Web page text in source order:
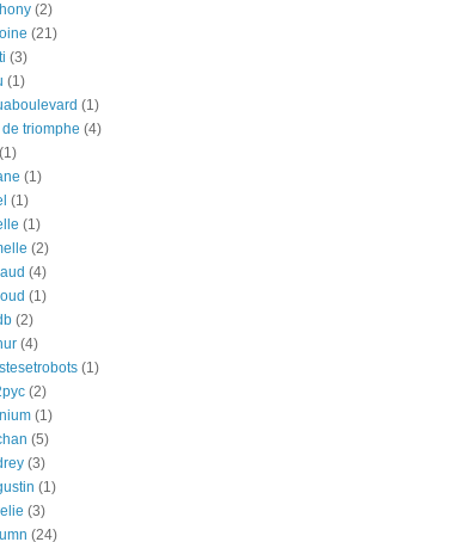
(2)
(21)
(3)
(1)
(1)
triomphe (4)
(1)
(1)
(1)
(1)
(2)
(4)
(1)
(2)
(4)
(1)
(2)
(1)
(5)
(3)
(1)
(3)
(24)